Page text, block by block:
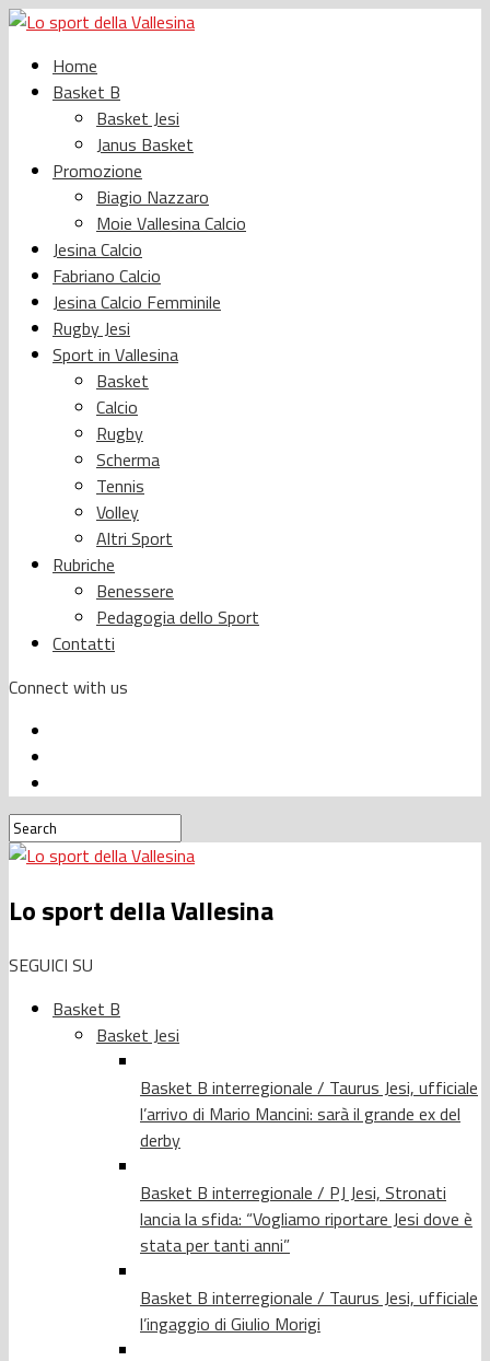
Home
Basket B
Basket Jesi
Janus Basket
Promozione
Biagio Nazzaro
Moie Vallesina Calcio
Jesina Calcio
Fabriano Calcio
Jesina Calcio Femminile
Rugby Jesi
Sport in Vallesina
Basket
Calcio
Rugby
Scherma
Tennis
Volley
Altri Sport
Rubriche
Benessere
Pedagogia dello Sport
Contatti
Connect with us
Lo sport della Vallesina
SEGUICI SU
Basket B
Basket Jesi
Basket B interregionale / Taurus Jesi, ufficiale
l’arrivo di Mario Mancini: sarà il grande ex del
derby
Basket B interregionale / PJ Jesi, Stronati
lancia la sfida: “Vogliamo riportare Jesi dove è
stata per tanti anni”
Basket B interregionale / Taurus Jesi, ufficiale
l’ingaggio di Giulio Morigi